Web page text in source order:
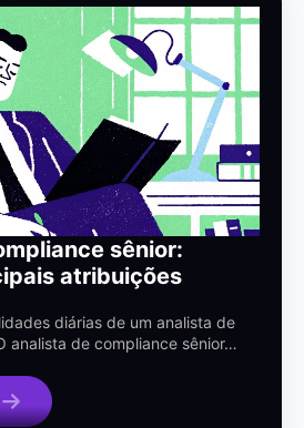
sênior:
atribuições
diárias de um analista de
analista de compliance sênior…